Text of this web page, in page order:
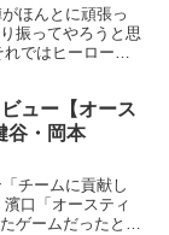
ほんとに頑張っ
振ってやろうと思
ではヒーローイ
ュー【オース
谷・岡本
チームに貢献し
口「オースティ
ゲームだったと思